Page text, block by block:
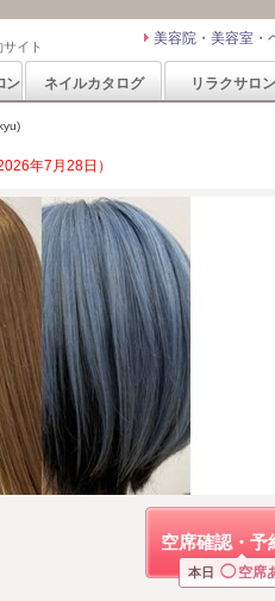
イト 美容院・美容室・
ン ネイルカタログ リラクサロン
年7月28日）
空席確認・予
本日 ◯ 空席